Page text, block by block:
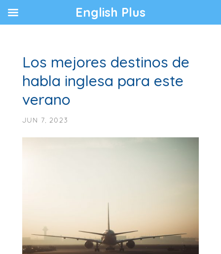
Los mejores destinos de
habla inglesa para este
verano
JUN 7, 2023
English Plus